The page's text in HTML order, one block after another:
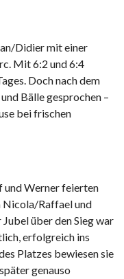
Didier mit einer
Mit 6:2 und 6:4
Doch nach dem
Bälle gesprochen –
bei frischen
und Werner feierten
Nicola/Raffael und
über den Sieg war
erfolgreich ins
Platzes bewiesen sie
genauso